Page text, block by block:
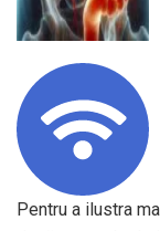
Pentru a ilustra